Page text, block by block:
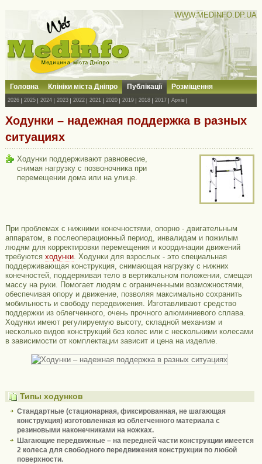
WWW.MEDINFO.DP.UA
Головна Клініки міста Дніпро Публікації Розміщення
2026 2025 2024 2023 2022 2021 2020 2019 2018 2017 Архів
Ходунки – надежная поддержка в разных
ситуациях
Ходунки поддерживают равновесие,
снимая нагрузку с позвоночника при
перемещении дома или на улице.
При проблемах с нижними конечностями, опорно - двигательным
аппаратом, в послеоперационный период, инвалидам и пожилым
людям для корректировки перемещения и координации движений
требуются ходунки. Ходунки для взрослых - это специальная
поддерживающая конструкция, снимающая нагрузку с нижних
конечностей, поддерживая тело в вертикальном положении, смещая
массу на руки. Помогает людям с ограниченными возможностями,
обеспечивая опору и движение, позволяя максимально сохранить
мобильность и свободу передвижения. Изготавливают средство
поддержки из облегченного, очень прочного алюминиевого сплава.
Ходунки имеют регулируемую высоту, складной механизм и
несколько видов конструкций без колес или с несколькими колесами
в зависимости от комплектации зависит и цена на изделие.
Типы ходунков
Стандартные (стационарная, фиксированная, не шагающая
конструкция) изготовленная из облегченного материала с
резиновыми наконечниками на ножках.
Шагающие передвижные – на передней части конструкции имеется
2 колеса для свободного передвижения конструкции по любой
поверхности.